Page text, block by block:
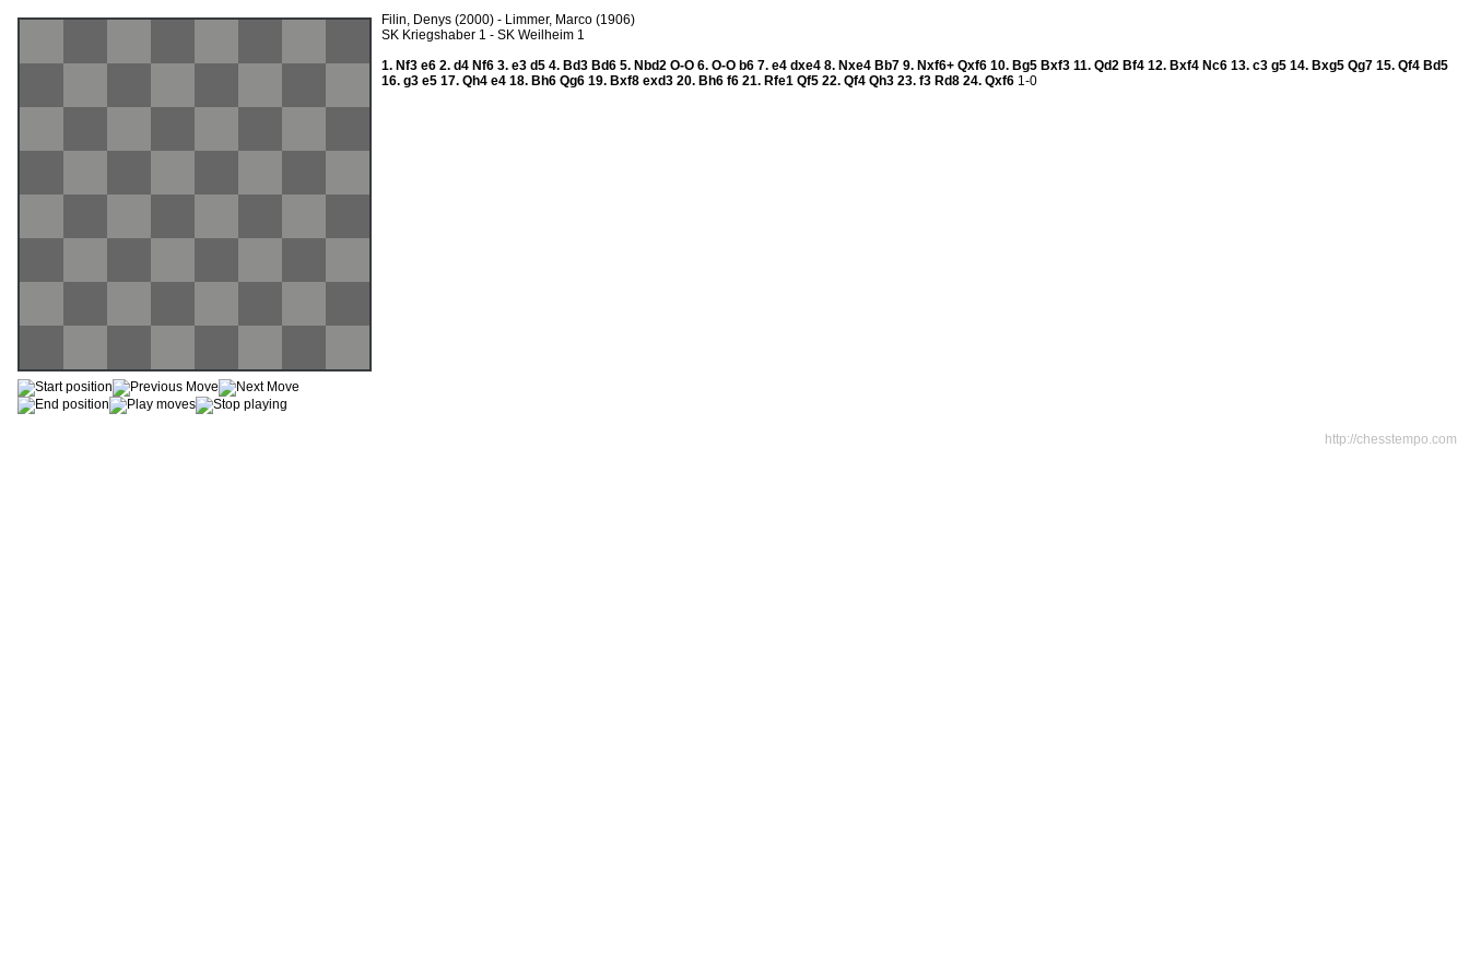
Filin, Denys (2000) - Limmer, Marco (1906)
SK Kriegshaber 1 - SK Weilheim 1
1. Nf3 e6 2. d4 Nf6 3. e3 d5 4. Bd3 Bd6 5. Nbd2 O-O 6. O-O b6 7. e4 dxe4 8. Nxe4 Bb7 9. Nxf6+ Qxf6 10. Bg5 Bxf3 11. Qd2 Bf4 12. Bxf4 Nc6 13. c3 g5 14. Bxg5 Qg7 15. Qf4 Bd5
16. g3 e5 17. Qh4 e4 18. Bh6 Qg6 19. Bxf8 exd3 20. Bh6 f6 21. Rfe1 Qf5 22. Qf4 Qh3 23. f3 Rd8 24. Qxf6 1-0
http://chesstempo.com